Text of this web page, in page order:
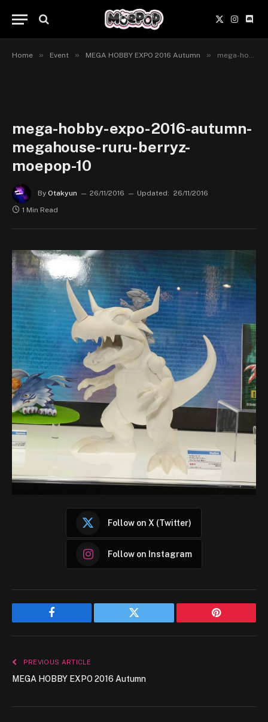
X
(Twitter)
Home » Event » MEGA HOBBY EXPO 2016 Autumn » mega-hobby-expo-2016-autumn-megahouse-ruru-berryz-moepop-10
mega-hobby-expo-2016-autumn-
megahouse-ruru-berryz-
moepop-10
By Otakyun 26/11/2016 Updated: 26/11/2016
1 Min Read
Follow on X (Twitter)
Follow on Instagram
Facebook Twitter Pinterest
PREVIOUS ARTICLE
MEGA HOBBY EXPO 2016 Autumn